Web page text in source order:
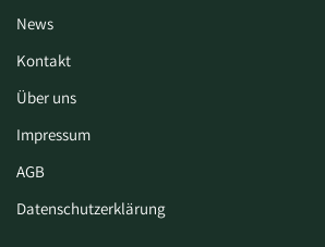
News
Kontakt
Über uns
Impressum
AGB
Datenschutzerklärung